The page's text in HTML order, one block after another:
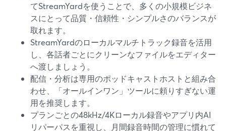
てStreamYardを使うことで、多くの小規模ビジネ
スにとって品質・信頼性・シンプルさのバランスが
取れます。
StreamYardのローカルマルチトラック録音を活用
し、各話者ごとにクリーンなファイルをエディター
へ渡しましょう。
配信・分析は専用のポッドキャストホストと組み合
わせ、「オールインワン」ツールに頼りすぎない運
用を推奨します。
プランごとの48kHz/4Kローカル録音やアプリ内AI
リパーパスを重視し、月間録音時間の管理に慣れて